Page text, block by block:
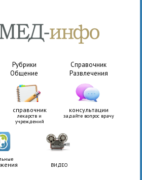
Рубрики
Справочник
Общение Развлечения
справочник
лекарств и
учреждений
консультации
задайте вопрос врачу
ВИДЕО